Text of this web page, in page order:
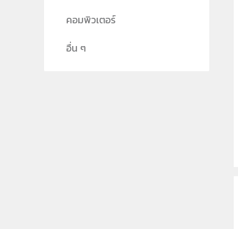
คอมพิวเตอร์
อื่น ๆ